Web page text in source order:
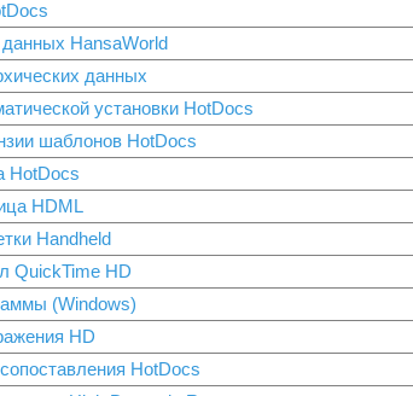
HansaWorld
данных
установки HotDocs
шаблонов HotDocs
HotDocs
HDML
Handheld
QuickTime HD
(Windows)
HD
HotDocs